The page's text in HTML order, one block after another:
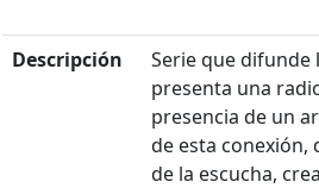
Descripción
Serie que difunde
presenta una
presencia de un
de esta conexión,
de la escucha,